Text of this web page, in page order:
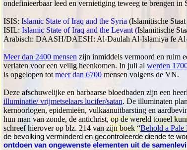
ondefinieerbaar leed en vernietiging teweeg te brengen in
ISIS: Islamic State of Iraq and the Syria (Islamitische
ISIL: Islamic State of Iraq and the Levant (Islamitische
Arabisch: DAASH/DAESH: Al-Daulah Al-Islamiya fe
Meer dan 2400 mensen zijn inmiddels vermoord en ruim
verlaten voor een veilig heenkomen. In juli al werden
is opgelopen tot meer dan 6700mensen volgens de VN.
Deze afschuwelijke en barbaarse bloedbaden zijn een
illuminatie/ vrijmetselaars lucifer/satan. De illuminaten
kernoorlogen, epidemieën, vulkaanuitbarsting en
hun man van zonde, de antichrist, op de wereld toneel
schreef hierover op blz. 214 van zijn boek “Behold a Pale
de bevolking verminderd en gecontroleerde diende te
ontdoen van ongewenste elementen uit de